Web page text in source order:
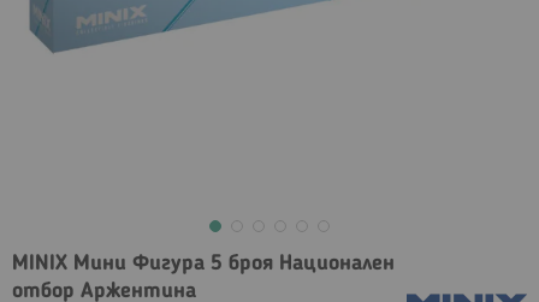
MINIX Мини Фигура 5 броя Национален
отбор Аржентина